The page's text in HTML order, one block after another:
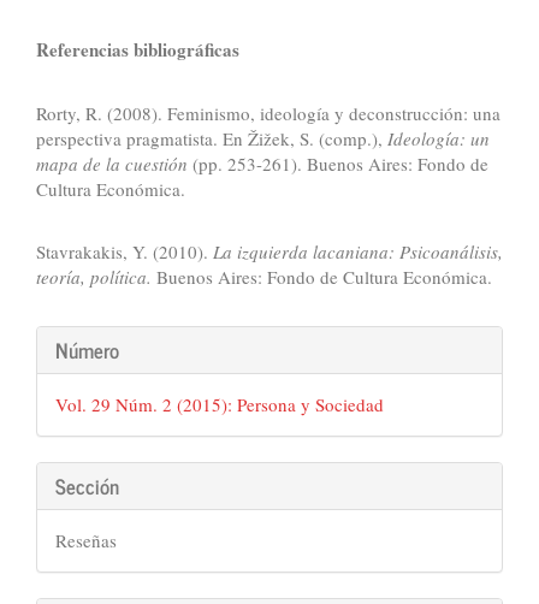
Referencias bibliográficas
Rorty, R. (2008). Feminismo, ideología y deconstrucción: una
perspectiva pragmatista. En Žižek, S. (comp.), Ideología: un
mapa de la cuestión (pp. 253-261). Buenos Aires: Fondo de
Cultura Económica.
Stavrakakis, Y. (2010). La izquierda lacaniana: Psicoanálisis,
teoría, política. Buenos Aires: Fondo de Cultura Económica.
Detalles
del
artículo
Número
Vol. 29 Núm. 2 (2015): Persona y Sociedad
Sección
Reseñas